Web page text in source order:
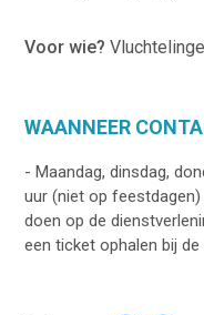
Voor wie?
WAANNEER
- Maandag, dinsdag,
uur (niet op
doen op de
een ticket ophalen bij de